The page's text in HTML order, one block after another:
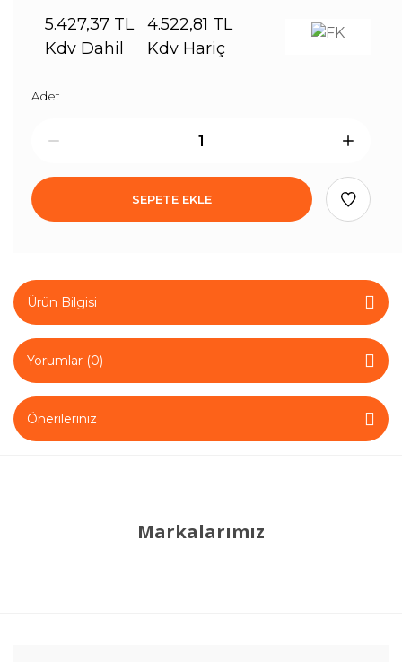
5.427,37 TL
Kdv Dahil
4.522,81 TL
Kdv Hariç
Adet
SEPETE EKLE
Ürün Bilgisi
Yorumlar (0)
Önerileriniz
Markalarımız